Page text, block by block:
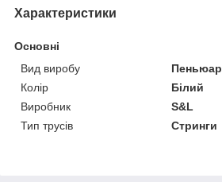
Характеристики
Основні
Вид виробу
Пеньюар
Колір
Білий
Виробник
S&L
Тип трусів
Стринги